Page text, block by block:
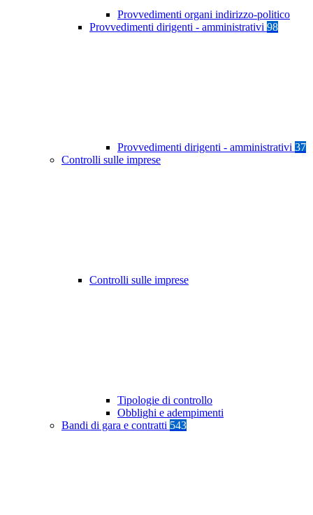
Provvedimenti organi indirizzo-politico
Provvedimenti dirigenti - amministrativi 98
Provvedimenti dirigenti - amministrativi 37
Controlli sulle imprese
Controlli sulle imprese
Tipologie di controllo
Obblighi e adempimenti
Bandi di gara e contratti 543